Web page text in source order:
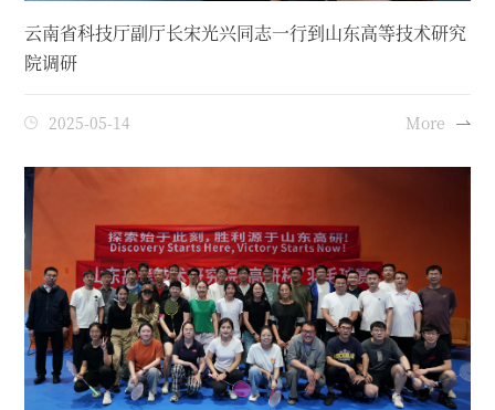
云南省科技厅副厅长宋光兴同志一行到山东高等技术研究
院调研
2025-05-14 More